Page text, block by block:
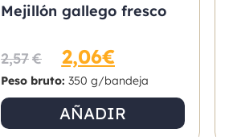
Mejillón gallego fresco
2,57€ 2,06€
Peso bruto: 350 g/bandeja
AÑADIR